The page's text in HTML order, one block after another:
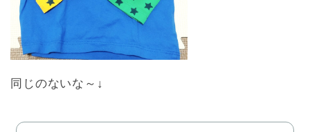
同じのないな～↓